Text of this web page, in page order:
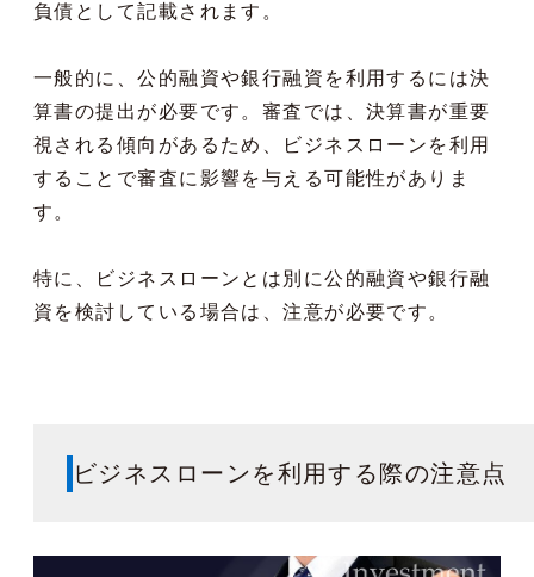
負債として記載されます。
一般的に、公的融資や銀行融資を利用するには決
算書の提出が必要です。審査では、決算書が重要
視される傾向があるため、ビジネスローンを利用
することで審査に影響を与える可能性がありま
す。
特に、ビジネスローンとは別に公的融資や銀行融
資を検討している場合は、注意が必要です。
ビジネスローンを利用する際の注意点